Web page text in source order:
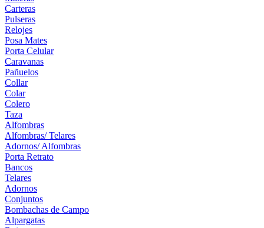
Carteras
Pulseras
Relojes
Posa Mates
Porta Celular
Caravanas
Pañuelos
Collar
Colar
Colero
Taza
Alfombras
Alfombras/ Telares
Adornos/ Alfombras
Porta Retrato
Bancos
Telares
Adornos
Conjuntos
Bombachas de Campo
Alpargatas